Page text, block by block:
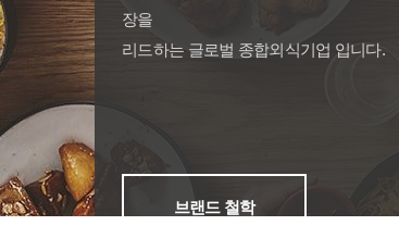
장을
리드하는 글로벌 종합외식기업 입니다.
브랜드 철학